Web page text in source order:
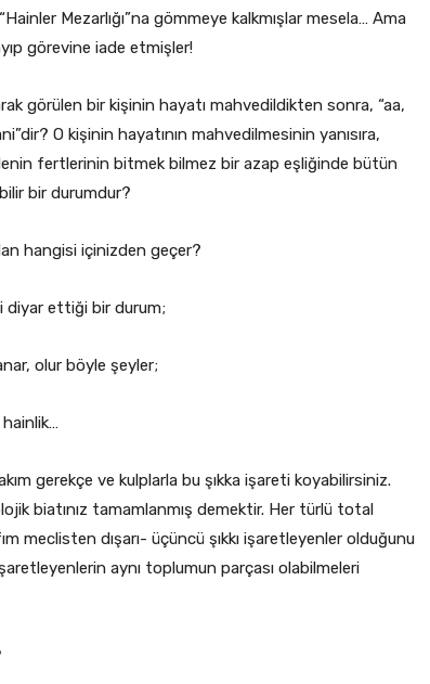
Mezarlığı”na gömmeye kalkmışlar mesela… Ama
görevine iade etmişler!
görülen bir kişinin hayatı mahvedildikten sonra, “aa,
O kişinin hayatının mahvedilmesinin yanısıra,
fertlerinin bitmek bilmez bir azap eşliğinde bütün
bir durumdur?
hangisi içinizden geçer?
diyar ettiği bir durum;
olur böyle şeyler;
gerekçe ve kulplarla bu şıkka işareti koyabilirsiniz.
biatınız tamamlanmış demektir. Her türlü total
meclisten dışarı- üçüncü şıkkı işaretleyenler olduğunu
aynı toplumun parçası olabilmeleri